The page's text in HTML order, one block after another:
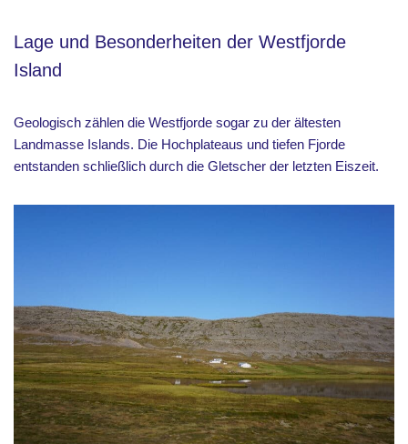
Lage und Besonderheiten der Westfjorde
Island
Geologisch zählen die Westfjorde sogar zu der ältesten
Landmasse Islands. Die Hochplateaus und tiefen Fjorde
entstanden schließlich durch die Gletscher der letzten Eiszeit.